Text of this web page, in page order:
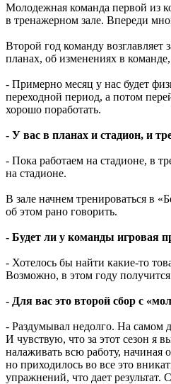
Молодежная команда первой из
в тренажерном зале. Впереди
Второй год команду
планах, об изменениях в
- Примерно месяц у нас будет
переходной период, а потом
хорошо поработать.
- У вас в планах и стадион, и
- Пока работаем на стадионе, в
на стадионе.
В зале начнем тренироваться в
об этом рано говорить.
- Будет ли у команды игровая
- Хотелось бы найти какие-то
Возможно, в этом году
- Для вас это второй сбор с
- Раздумывал недолго. На самом
И чувствую, что за этот сезон я
налаживать всю работу, начиная
но приходилось во все это
упражнений, что дает результат.